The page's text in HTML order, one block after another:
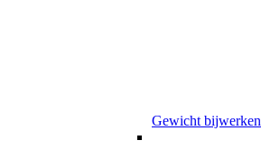
Gewicht bijwerken